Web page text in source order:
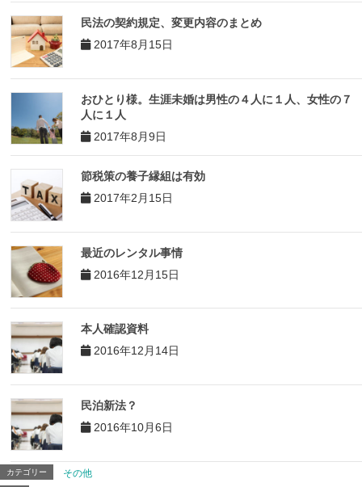
民法の契約規定、変更内容のまとめ
2017年8月15日
おひとり様。生涯未婚は男性の４人に１人、女性の７
人に１人
2017年8月9日
節税策の養子縁組は有効
2017年2月15日
最近のレンタル事情
2016年12月15日
本人確認資料
2016年12月14日
民泊新法？
2016年10月6日
カテゴリー その他